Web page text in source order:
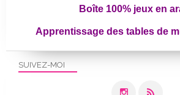
SUIVEZ-MOI
Boîte 100% jeux en
Apprentissage des tables de